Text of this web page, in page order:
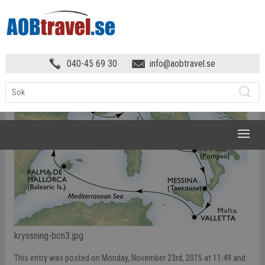
040-45 69 30 info@aobtravel.se
kryssning-bcn3.jpg
This entry was posted on Monday, November 23rd, 2015 at 11:49 and